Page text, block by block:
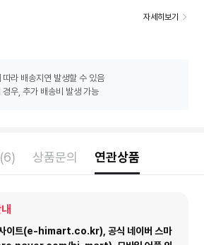
자세히보기
라 배송지연 발생할 수 있음
우, 추가 배송비 발생 가능
상품문의 연관상품
사이트(e-himart.co.kr), 공식 네이버 스마